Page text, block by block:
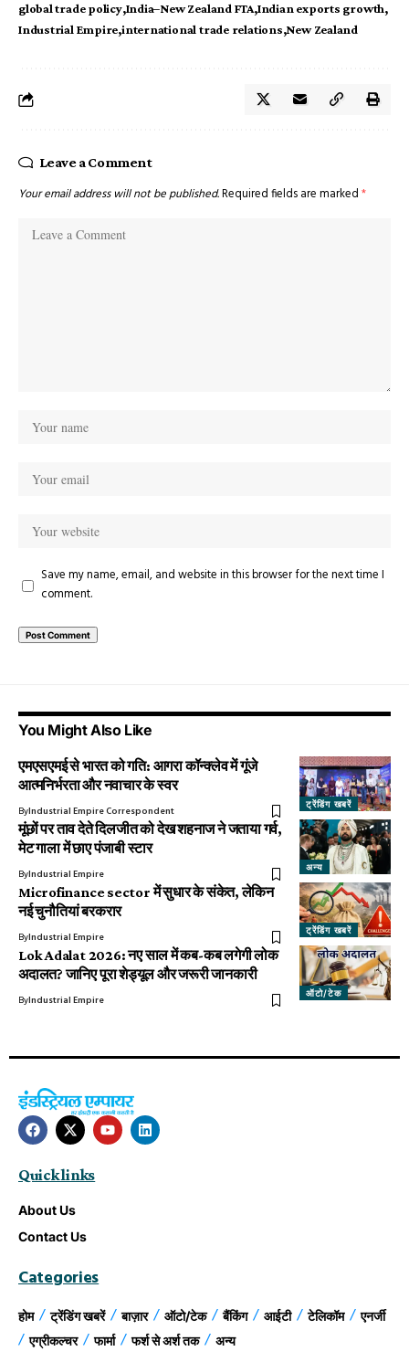
global trade policy India–New Zealand FTA Indian exports growth
Industrial Empire international trade relations New Zealand
Leave a Comment
Your email address will not be published.Required fields are marked *
Save my name, email, and website in this browser for the next time I
comment.
You Might Also Like
ट्रेंडिंग खबरें
एमएसएमई से भारत को गति: आगरा कॉन्क्लेव में गूंजे
आत्मनिर्भरता और नवाचार के स्वर
ByIndustrial Empire Correspondent
अन्य
मूंछों पर ताव देते दिलजीत को देख शहनाज ने जताया गर्व,
मेट गाला में छाए पंजाबी स्टार
ByIndustrial Empire
ट्रेंडिंग खबरें
Microfinance sector में सुधार के संकेत, लेकिन
नई चुनौतियां बरकरार
ByIndustrial Empire
ऑटो/टेक
Lok Adalat 2026: नए साल में कब-कब लगेगी लोक
अदालत? जानिए पूरा शेड्यूल और जरूरी जानकारी
ByIndustrial Empire
Quick links
About Us
Contact Us
Categories
होम ट्रेंडिंग खबरें बाज़ार ऑटो/टेक बैंकिंग आईटी टेलिकॉम
एनर्जी
एग्रीकल्चर
फार्मा फर्श से अर्श तक अन्य